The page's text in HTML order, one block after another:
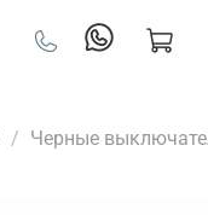
Черные